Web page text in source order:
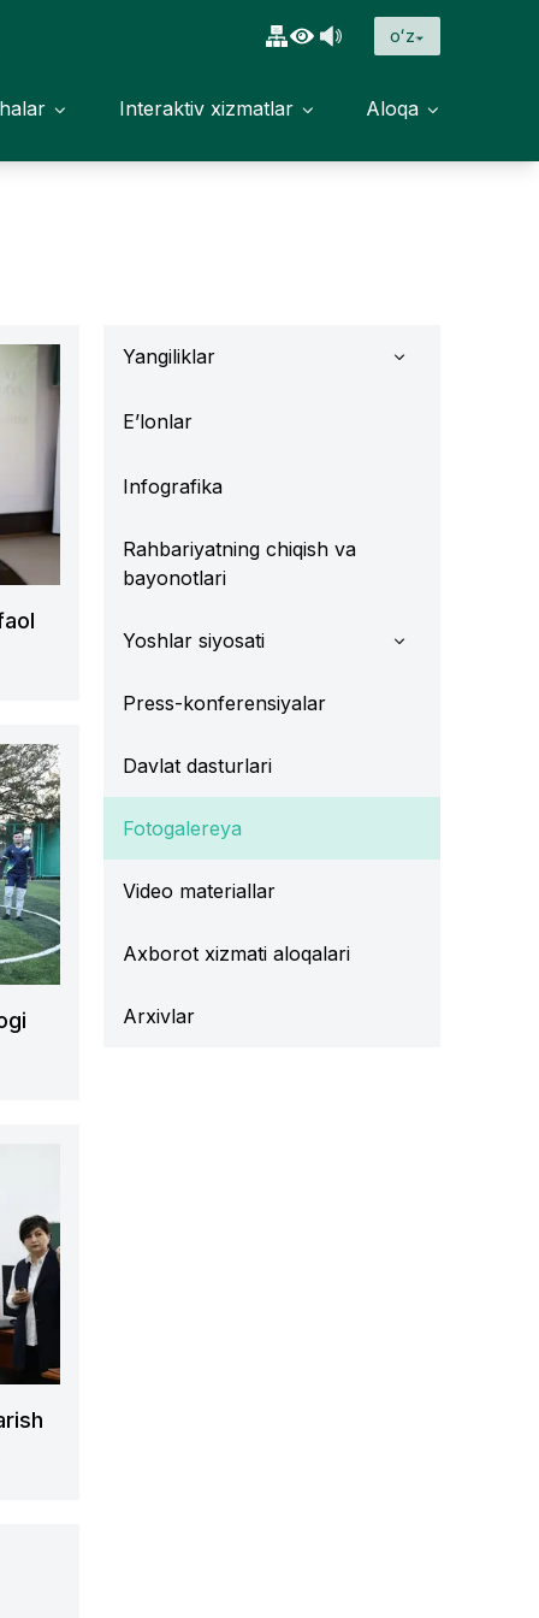
oʻz
Interaktiv xizmatlar Aloqa
Yangiliklar
E’lonlar
Infografika
Rahbariyatning chiqish va
bayonotlari
Yoshlar siyosati
Press-konferensiyalar
Davlat dasturlari
Fotogalereya
Video materiallar
Axborot xizmati aloqalari
Arxivlar